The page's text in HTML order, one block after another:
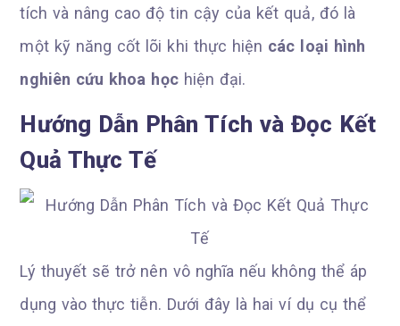
tích và nâng cao độ tin cậy của kết quả, đó là
một kỹ năng cốt lõi khi thực hiện các loại hình
nghiên cứu khoa họchiện đại.
Hướng Dẫn Phân Tích và Đọc Kết
Quả Thực Tế
Lý thuyết sẽ trở nên vô nghĩa nếu không thể áp
dụng vào thực tiễn. Dưới đây là hai ví dụ cụ thể